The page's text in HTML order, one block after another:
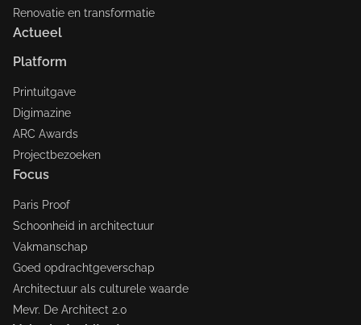
Renovatie en transformatie
Actueel
Platform
Printuitgave
Digimazine
ARC Awards
Projectbezoeken
Focus
Paris Proof
Schoonheid in architectuur
Vakmanschap
Goed opdrachtgeverschap
Architectuur als culturele waarde
Mevr. De Architect 2.0